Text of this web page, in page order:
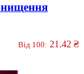
Від 100: 21.42 ₴